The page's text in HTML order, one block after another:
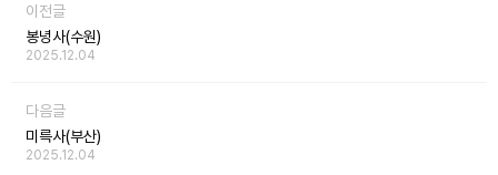
이전글
봉녕사(수원)
2025.12.04
다음글
미륵사(부산)
2025.12.04